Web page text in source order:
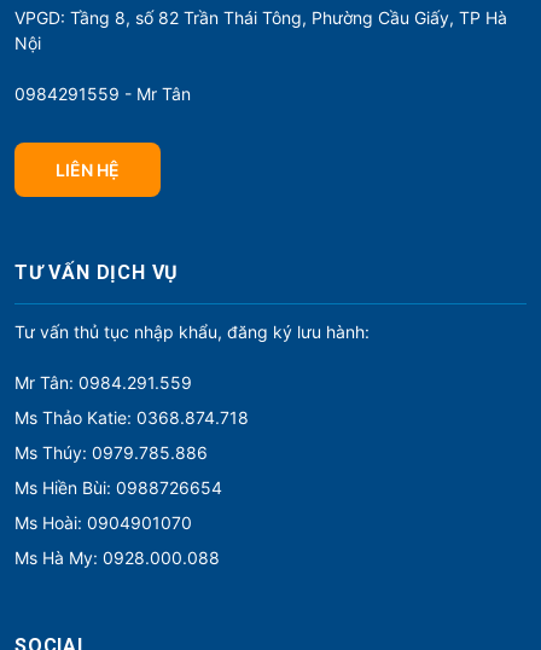
VPGD: Tầng 8, số 82 Trần Thái Tông, Phường Cầu Giấy, TP Hà
Nội
0984291559 - Mr Tân
LIÊN HỆ
TƯ VẤN DỊCH VỤ
Tư vấn thủ tục nhập khẩu, đăng ký lưu hành:
Mr Tân: 0984.291.559
Ms Thảo Katie: 0368.874.718
Ms Thúy: 0979.785.886
Ms Hiền Bùi: 0988726654
Ms Hoài: 0904901070
Ms Hà My: 0928.000.088